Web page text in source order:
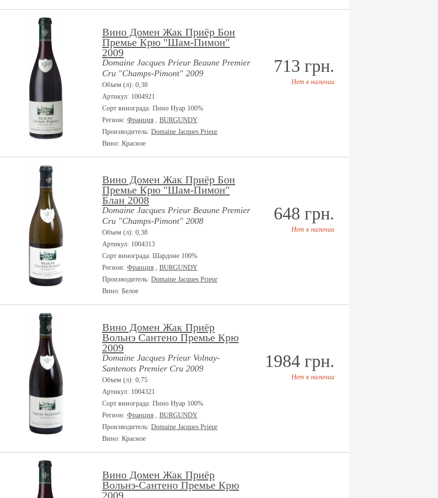
Вино Домен Жак Приёр Бон
Премье Крю "Шам-Пимон"
2009
Domaine Jacques Prieur Beaune Premier
Cru "Champs-Pimont" 2009
Объем (л): 0,38
Артикул: 1004921
Сорт винограда: Пино Нуар 100%
Регион: Франция , BURGUNDY
Производитель: Domaine Jacques Prieur
Вино: Красное
713 грн.
Нет в наличии
Вино Домен Жак Приёр Бон
Премье Крю "Шам-Пимон"
Блан 2008
Domaine Jacques Prieur Beaune Premier
Cru "Champs-Pimont" 2008
Объем (л): 0,38
Артикул: 1004313
Сорт винограда: Шардоне 100%
Регион: Франция , BURGUNDY
Производитель: Domaine Jacques Prieur
Вино: Белое
648 грн.
Нет в наличии
Вино Домен Жак Приёр
Вольнэ Сантено Премье Крю
2009
Domaine Jacques Prieur Volnay-
Santenots Premier Cru 2009
Объем (л): 0,75
Артикул: 1004321
Сорт винограда: Пино Нуар 100%
Регион: Франция , BURGUNDY
Производитель: Domaine Jacques Prieur
Вино: Красное
1984 грн.
Нет в наличии
Вино Домен Жак Приёр
Вольнэ-Сантено Премье Крю
2009